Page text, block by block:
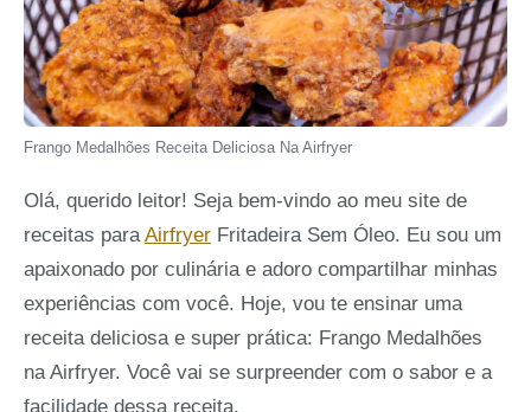
Frango Medalhões Receita Deliciosa Na Airfryer
Olá, querido leitor! Seja bem-vindo ao meu site de
receitas paraAirfryer Fritadeira Sem Óleo. Eu sou um
apaixonado por culinária e adoro compartilhar minhas
experiências com você. Hoje, vou te ensinar uma
receita deliciosa e super prática: Frango Medalhões
na Airfryer. Você vai se surpreender com o sabor e a
facilidade dessa receita.